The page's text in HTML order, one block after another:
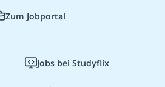
Zum Jobportal
Jobs bei Studyflix